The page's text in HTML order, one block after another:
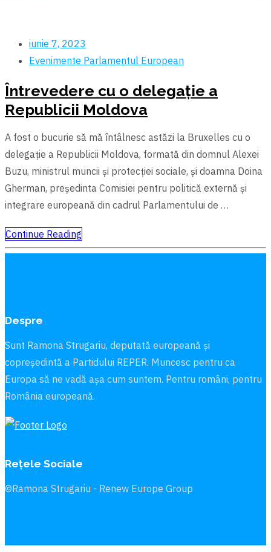
iunie 7, 2023
Evenimente Parlamentul European
Întrevedere cu o delegație a
Republicii Moldova
A fost o bucurie să mă întâlnesc astăzi la Bruxelles cu o
delegație a Republicii Moldova, formată din domnul Alexei
Buzu, ministrul muncii și protecției sociale, și doamna Doina
Gherman, președinta Comisiei pentru politică externă și
integrare europeană din cadrul Parlamentului de …
Continue Reading
Despre
Sunt Ramona Strugariu, deputată europeană și
copreședintă a Partidului REPER. Muncesc pentru ca
Europa să ne vadă aşa cum suntem. Pentru români, pentru
România europeană.
Rețele Sociale
©Ramona Strugariu - Renew Europe Group